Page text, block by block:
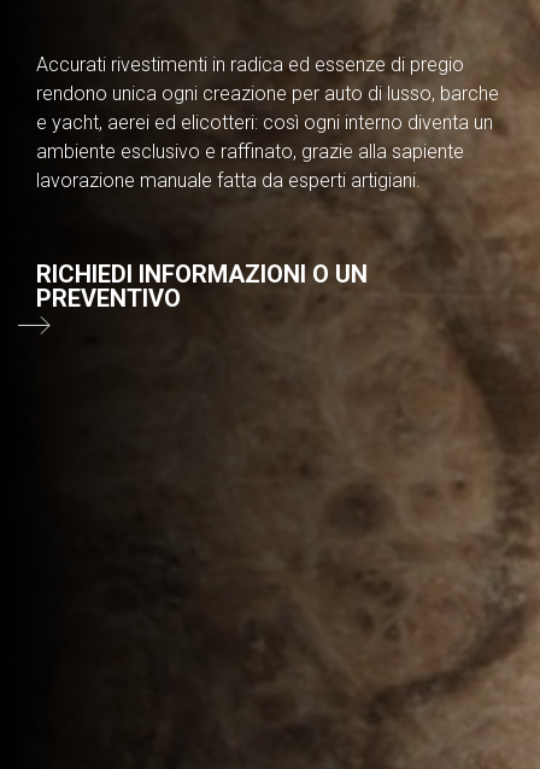
Accurati rivestimenti in radica ed essenze di pregio
rendono unica ogni creazione per auto di lusso, barche
e yacht, aerei ed elicotteri: così ogni interno diventa un
ambiente esclusivo e raffinato, grazie alla sapiente
lavorazione manuale fatta da esperti artigiani.
RICHIEDI INFORMAZIONI O UN
PREVENTIVO